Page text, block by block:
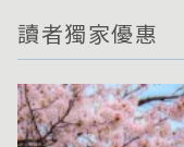
讀者獨家優惠